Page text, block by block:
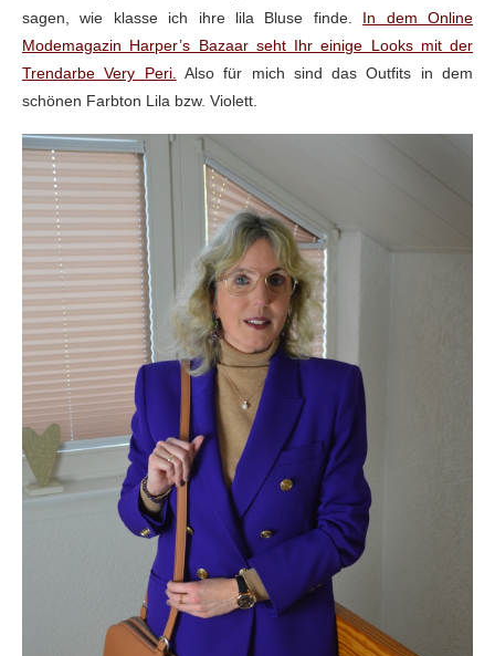
sagen, wie klasse ich ihre lila Bluse finde. In dem Online
Modemagazin Harper’s Bazaar seht Ihr einige Looks mit der
Trendarbe Very Peri.
Also für mich sind das Outfits in dem
schönen Farbton Lila bzw. Violett.